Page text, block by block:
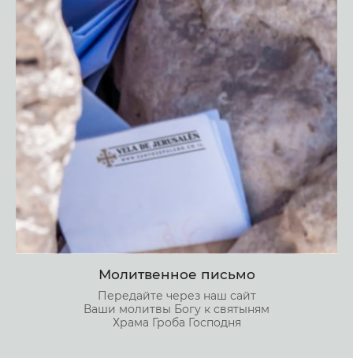
Молитвенное письмо
Передайте через наш сайт
Ваши молитвы Богу к святыням
Храма Гроба Господня